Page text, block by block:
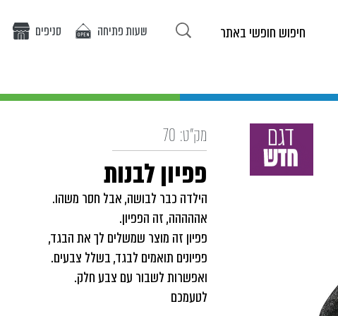
שעות פתיחה סניפים
70 מק"ט:
פפיון לבנות
הילדה כבר לבושה, אבל חסר משהו.
אההההה, זה הפפיון.
פפיון זה מוצר שמשלים לך את הבגד,
פפיונים תואמים לבגד, בשלל צבעים.
ואפשרות לשבור עם צבע חלק.
לטעמכם